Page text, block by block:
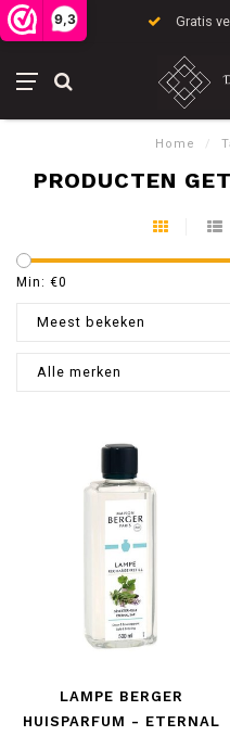
9,3 Gratis
Home /
PRODUCTEN
Min: €0
Meest bekeken
Alle merken
LAMPE BERGER
HUISPARFUM - ETERNAL